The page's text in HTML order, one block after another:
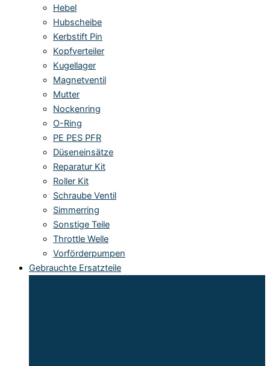
Hebel
Hubscheibe
Kerbstift Pin
Kopfverteiler
Kugellager
Magnetventil
Mutter
Nockenring
O-Ring
PE PES PFR
Düseneinsätze
Reparatur Kit
Roller Kit
Schraube Ventil
Simmerring
Sonstige Teile
Throttle Welle
Vorförderpumpen
Gebrauchte Ersatzteile